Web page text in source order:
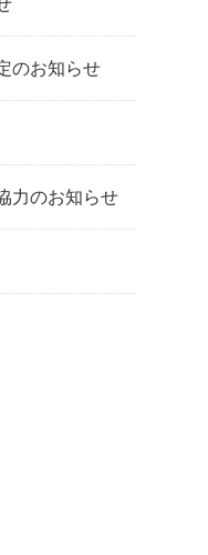
のお知らせ
力のお知らせ